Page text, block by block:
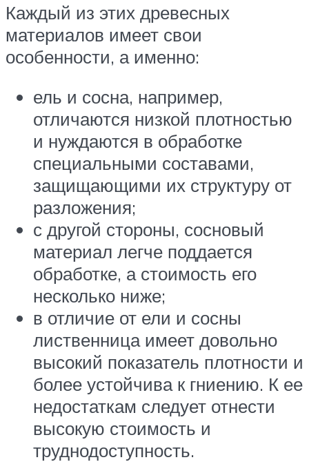
Каждый из этих древесных
материалов имеет свои
особенности, а именно:
ель и сосна, например,
отличаются низкой плотностью
и нуждаются в обработке
специальными составами,
защищающими их структуру от
разложения;
с другой стороны, сосновый
материал легче поддается
обработке, а стоимость его
несколько ниже;
в отличие от ели и сосны
лиственница имеет довольно
высокий показатель плотности и
более устойчива к гниению. К ее
недостаткам следует отнести
высокую стоимость и
труднодоступность.